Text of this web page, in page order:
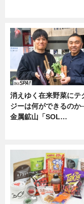
消えゆく在来野菜にテ
ジーは何ができるの
金属鉱山「SOL…